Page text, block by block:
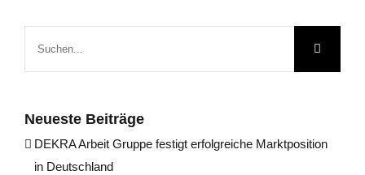
Neu­es­te Beiträge
DEKRA Arbeit Grup­pe fes­tigt erfolg­rei­che Markt­po­si­ti­on
in Deutschland